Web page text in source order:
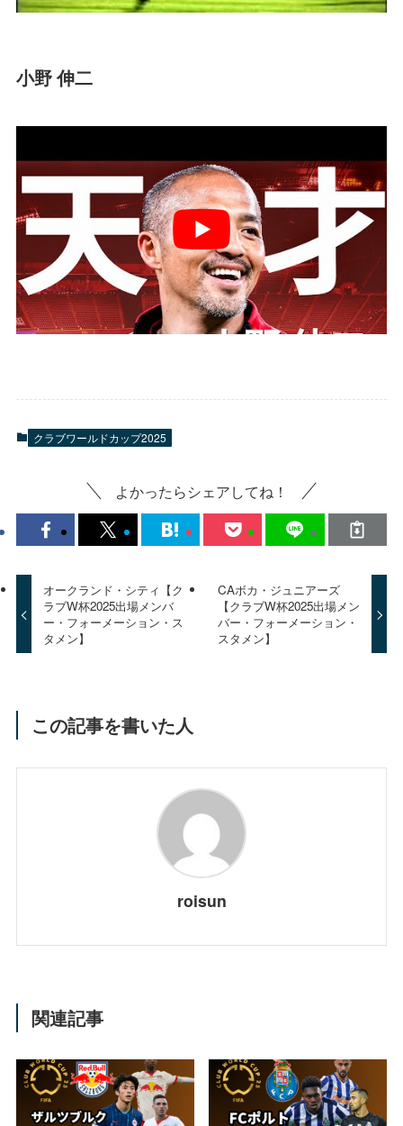
小野 伸二
クラブワールドカップ2025
よかったらシェアしてね！
オークランド・シティ【ク
ラブW杯2025出場メンバ
ー・フォーメーション・ス
タメン】
CAボカ・ジュニアーズ
【クラブW杯2025出場メン
バー・フォーメーション・
スタメン】
この記事を書いた人
roisun
関連記事